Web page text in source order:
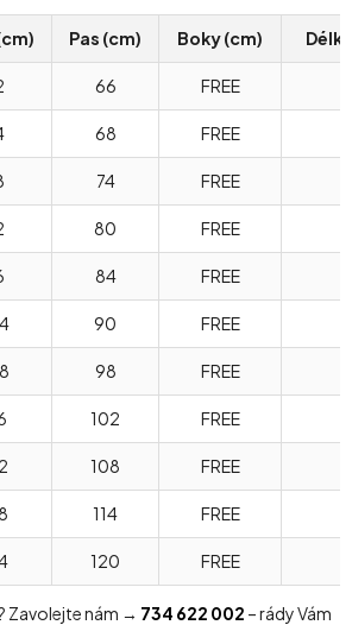
Pas (cm) Boky (cm)
66 FREE
68 FREE
74 FREE
80 FREE
84 FREE
90 FREE
98 FREE
102 FREE
108 FREE
114 FREE
120 FREE
Zavolejte nám → 734 622 002 – rády Vám